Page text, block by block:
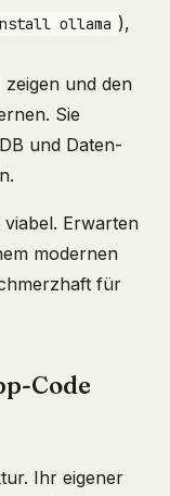
ollama ),
zeigen und den
Sie
und Daten-
Erwarten
modernen
für
Code
Ihr eigener